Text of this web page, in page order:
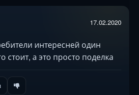
17.02.2020
интересней один
стоит, а это просто поделка